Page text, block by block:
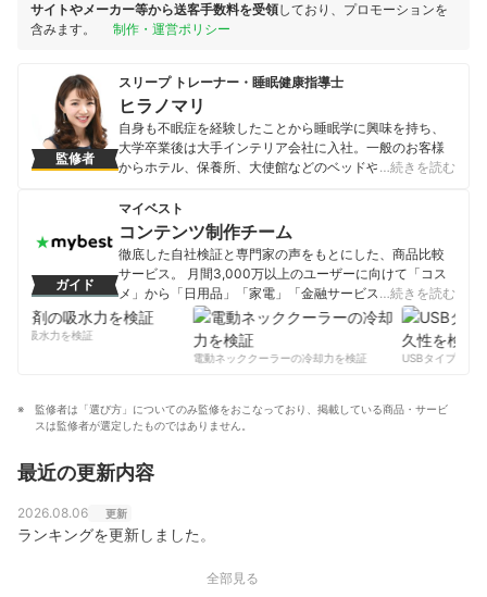
サイトやメーカー等から送客手数料を受領しており、プロモーションを
含みます。
制作・運営ポリシー
監修者
スリープ トレーナー・睡眠健康指導士
ヒラノマリ
自身も不眠症を経験したことから睡眠学に興味を持ち、
大学卒業後は大手インテリア会社に入社。一般のお客様
からホテル、保養所、大使館などのベッドや寝室全体の
リート専門の睡眠のパーソナルトレーナー『スリープト
レーナー』としてメジャーリーガーの藤浪晋太郎投手、
プロ野球選手、Jリーガー、オリンピック選手などに試合
時に合わせた睡眠アドバイスから寝具・パジャマ選びま
で行っている。
ヒラノマリのプロフィール
…続きを読む
ガイド
マイベスト
コンテンツ制作チーム
徹底した自社検証と専門家の声をもとにした、商品比較
サービス。 月間3,000万以上のユーザーに向けて「コス
メ」から「日用品」「家電」「金融サービス」まで、ベ
ストな商品を選んでもらうために、毎日コンテンツを制
コンテンツ制作チームのプロフィール
…続きを読む
の吸水力を検証
電動ネッククーラーの冷却力を検証
USBタイプCケー
監修者は「選び方」についてのみ監修をおこなっており、掲載している商品・サービ
スは監修者が選定したものではありません。
最近の更新内容
2026.08.06 更新
ランキングを更新しました。
全部見る